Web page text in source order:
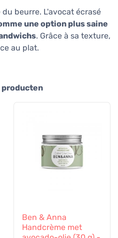
beurre. L'avocat écrasé
une option plus saine
. Grâce à sa texture,
au plat.
producten
Ben & Anna
Handcrème met